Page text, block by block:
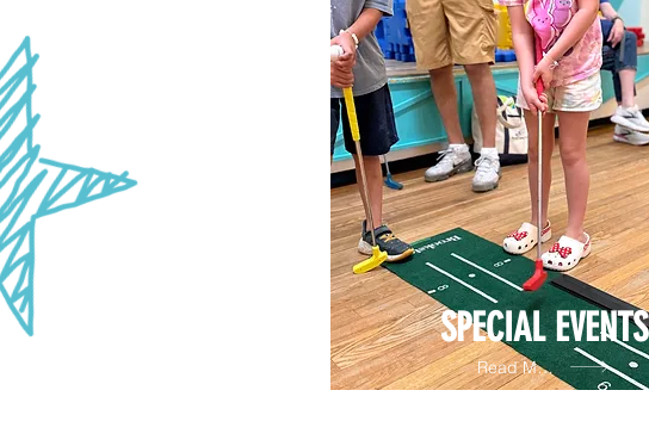
SPECIAL EVENTS
Read More